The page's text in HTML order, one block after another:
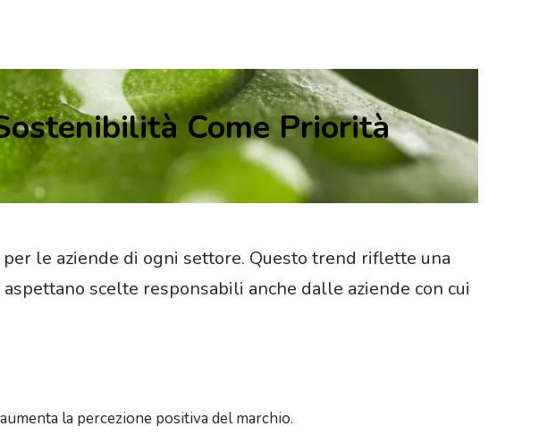
Come Priorità
le aziende di ogni settore. Questo trend riflette una
scelte responsabili anche dalle aziende con cui
la percezione positiva del marchio.